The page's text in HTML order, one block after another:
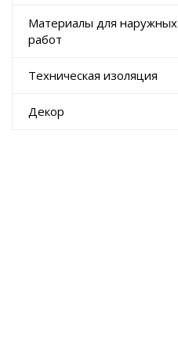
Материалы для наружных
работ
Техническая изоляция
Декор